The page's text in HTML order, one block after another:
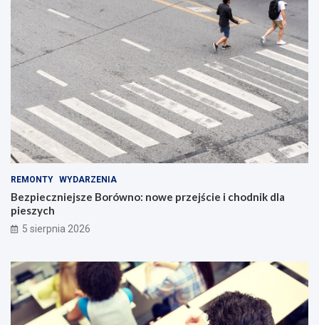
REMONTY WYDARZENIA
Bezpieczniejsze Borówno: nowe przejście i chodnik dla
pieszych
5 sierpnia 2026